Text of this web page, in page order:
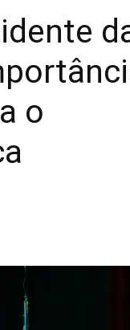
o